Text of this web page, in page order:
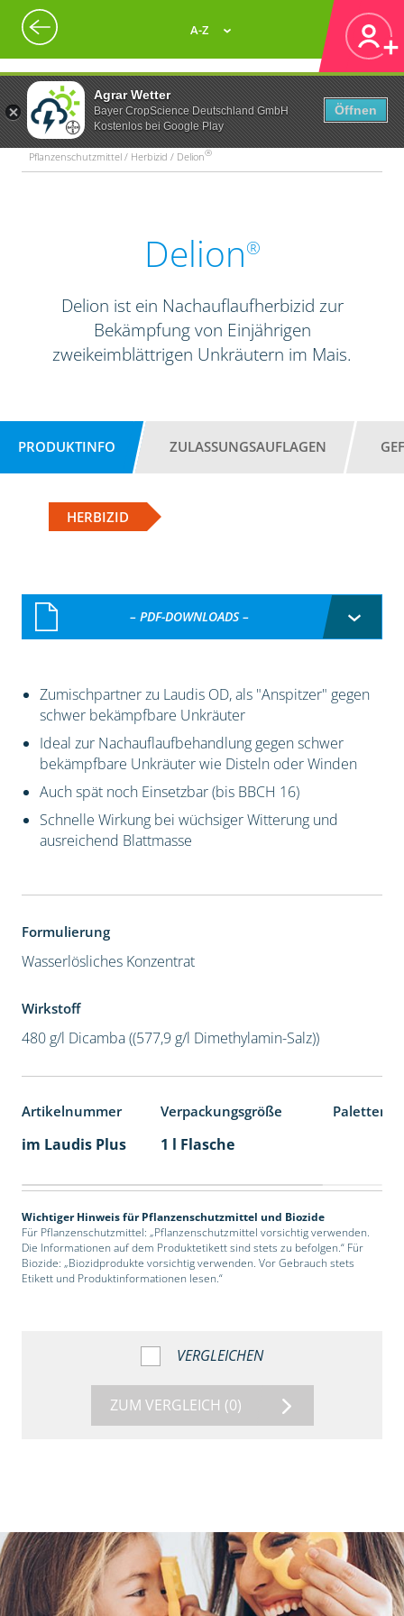
Agrar Wetter
Bayer CropScience Deutschland GmbH
Kostenlos bei Google Play
Öffnen
A-Z
Pflanzenschutzmittel / Herbizid / Delion®
Delion®
Delion ist ein Nachauflaufherbizid zur
Bekämpfung von Einjährigen
zweikeimblättrigen Unkräutern im Mais.
PRODUKTINFO ZULASSUNGSAUFLAGEN
HERBIZID
– PDF-DOWNLOADS –
Zumischpartner zu Laudis OD, als "Anspitzer" gegen
schwer bekämpfbare Unkräuter
Ideal zur Nachauflaufbehandlung gegen schwer
bekämpfbare Unkräuter wie Disteln oder Winden
Auch spät noch Einsetzbar (bis BBCH 16)
Schnelle Wirkung bei wüchsiger Witterung und
ausreichend Blattmasse
Formulierung
Wasserlösliches Konzentrat
Wirkstoff
480 g/l Dicamba ((577,9 g/l Dimethylamin-Salz))
Artikelnummer Verpackungsgröße
im Laudis Plus 1 l Flasche
Wichtiger Hinweis für Pflanzenschutzmittel und Biozide
Für Pflanzenschutzmittel: „Pflanzenschutzmittel vorsichtig verwenden.
Die Informationen auf dem Produktetikett sind stets zu befolgen.“ Für
Biozide: „Biozidprodukte vorsichtig verwenden. Vor Gebrauch stets
Etikett und Produktinformationen lesen.“
VERGLEICHEN
ZUM VERGLEICH (0)